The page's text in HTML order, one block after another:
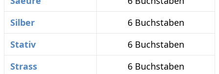
Silber
6 Buchstaben
Stativ
6 Buchstaben
Strass
6 Buchstaben